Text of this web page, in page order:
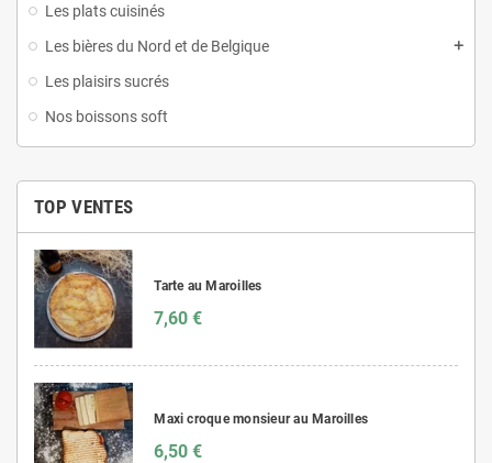
Les plats cuisinés
Les bières du Nord et de Belgique
Les plaisirs sucrés
Nos boissons soft
TOP VENTES
Tarte au Maroilles
7,60 €
Maxi croque monsieur au Maroilles
6,50 €